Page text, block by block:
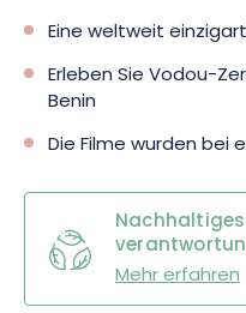
Eine weltweit
Erleben Sie Vodou-
Benin
Die Filme wurden bei
Mehr erfahren